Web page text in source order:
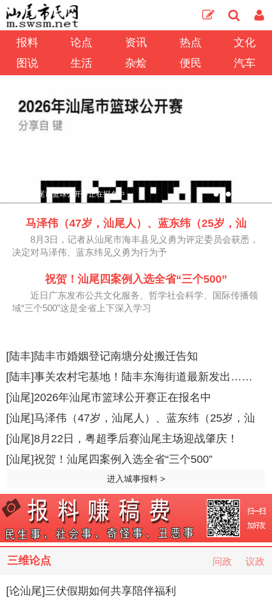
报料 论点 资讯 热点
文化
图说
生活 杂烩 便民 汽车
2026年汕尾市篮球公开赛正在报名中
马泽伟（47岁，汕尾人）、蓝东纬（25岁，汕
8月3日，记者从汕尾市海丰县见义勇为评定委员会获悉，
决定对马泽伟、蓝东纬见义勇为行为予
祝贺！汕尾四案例入选全省“三个500”
近日广东发布公共文化服务、哲学社会科学、国际传播领
域“三个500”这是全省上下深入学习
[陆丰]陆丰市婚姻登记南塘分处搬迁告知
[陆丰]事关农村宅基地！陆丰东海街道最新发出……
[汕尾]2026年汕尾市篮球公开赛正在报名中
[汕尾]马泽伟（47岁，汕尾人）、蓝东纬（25岁，汕
[汕尾]8月22日，粤超季后赛汕尾主场迎战肇庆！
[汕尾]祝贺！汕尾四案例入选全省“三个500”
进入城事报料 >
三维论点 问政 议政
[论汕尾]三伏假期如何共享陪伴福利